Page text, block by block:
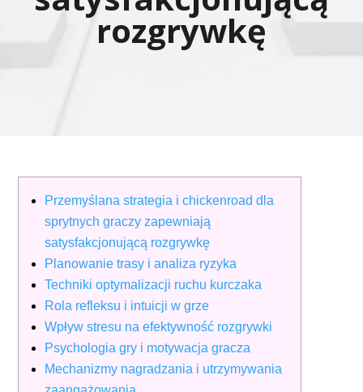
rozgrywkę
Przemyślana strategia i chickenroad dla
sprytnych graczy zapewniają
satysfakcjonującą rozgrywkę
Planowanie trasy i analiza ryzyka
Techniki optymalizacji ruchu kurczaka
Rola refleksu i intuicji w grze
Wpływ stresu na efektywność rozgrywki
Psychologia gry i motywacja gracza
Mechanizmy nagradzania i utrzymywania